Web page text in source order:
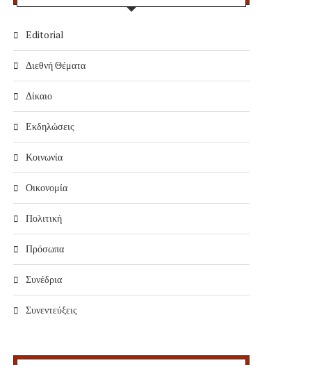
Editorial
Διεθνή Θέματα
Δίκαιο
Εκδηλώσεις
Κοινωνία
Οικονομία
Πολιτική
Πρόσωπα
Συνέδρια
Συνεντεύξεις